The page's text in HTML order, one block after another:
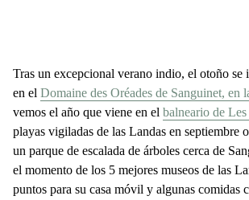
Tras un excepcional verano indio, el otoño se
en el Domaine des Oréades de Sanguinet, en
vemos el año que viene en el balneario de Les
playas vigiladas de las Landas en septiembre
un parque de escalada de árboles cerca de
el momento de los 5 mejores museos de las
puntos para su casa móvil y algunas comidas